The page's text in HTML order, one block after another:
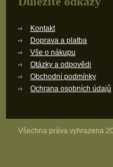
Kontakt
Doprava a platba
Vše o nákupu
Otázky a odpovědi
Obchodní podmínky
Ochrana osobních údajů
Všechna práva vyhrazena